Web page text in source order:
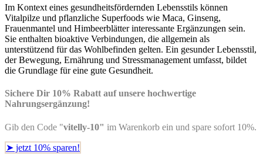
Im Kontext eines gesundheitsfördernden Lebensstils können
Vitalpilze und pflanzliche Superfoods wie Maca, Ginseng,
Frauenmantel und Himbeerblätter interessante Ergänzungen sein.
Sie enthalten bioaktive Verbindungen, die allgemein als
unterstützend für das Wohlbefinden gelten. Ein gesunder Lebensstil,
der Bewegung, Ernährung und Stressmanagement umfasst, bildet
die Grundlage für eine gute Gesundheit.
Sichere Dir 10% Rabatt auf unsere hochwertige
Nahrungsergänzung!
Gib den Code "vitelly-10" im Warenkorb ein und spare sofort 10%.
➤ jetzt 10% sparen!